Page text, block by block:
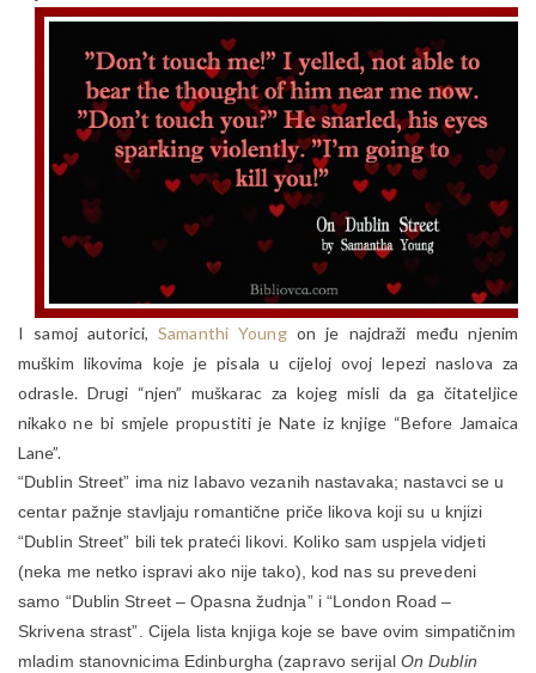
I samoj autorici,Samanthi Youngon je najdraži među njenim
muškim likovima koje je pisala u cijeloj ovoj lepezi naslova za
odrasle. Drugi “njen” muškarac za kojeg misli da ga čitateljice
nikako ne bi smjele propustiti je Nate iz knjige “Before Jamaica
Lane”.
“Dublin Street” ima niz labavo vezanih nastavaka; nastavci se u
centar pažnje stavljaju romantične priče likova koji su u knjizi
“Dublin Street” bili tek prateći likovi. Koliko sam uspjela vidjeti
(neka me netko ispravi ako nije tako), kod nas su prevedeni
samo “Dublin Street – Opasna žudnja” i “London Road –
Skrivena strast”. Cijela lista knjiga koje se bave ovim simpatičnim
mladim stanovnicima Edinburgha (zapravo serijal On Dublin